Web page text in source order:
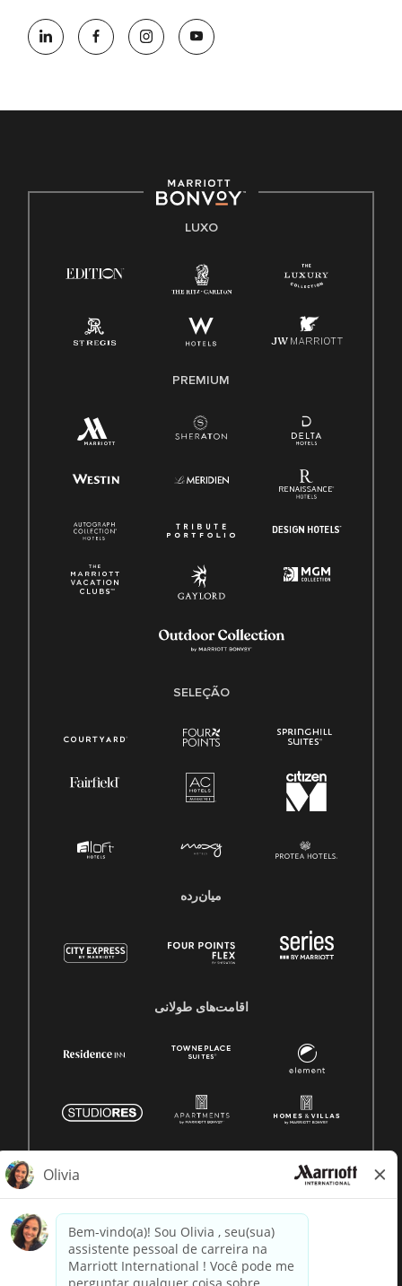
LUXO
PREMIUM
SELEÇÃO
میان‌رده
اقامت‌های طولانی